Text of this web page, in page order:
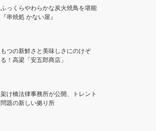
ふっくらやわらかな炭火焼鳥を堪能
『串焼処 かない屋』
もつの新鮮さと美味しさにのけぞ
る！高梁「安五郎商店」
架け橋法律事務所が公開、トレント
問題の新しい拠り所